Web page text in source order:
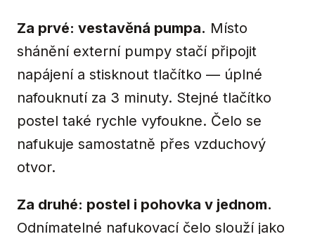
Za prvé: vestavěná pumpa. Místo
shánění externí pumpy stačí připojit
napájení a stisknout tlačítko — úplné
nafouknutí za 3 minuty. Stejné tlačítko
postel také rychle vyfoukne. Čelo se
nafukuje samostatně přes vzduchový
otvor.
Za druhé: postel i pohovka v jednom.
Odnímatelné nafukovací čelo slouží jako